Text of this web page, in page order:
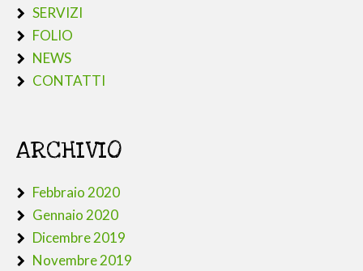
SERVIZI
FOLIO
NEWS
CONTATTI
ARCHIVIO
Febbraio 2020
Gennaio 2020
Dicembre 2019
Novembre 2019